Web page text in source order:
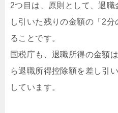
2つ目は、原則として、退
し引いた残りの金額の「2
ることです。
国税庁も、退職所得の金額
ら退職所得控除額を差し引
しています。